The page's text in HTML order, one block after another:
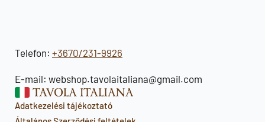
Telefon: +3670/231-9926
E-mail: webshop.tavolaitaliana@gmail.com
Adatkezelési tájékoztató